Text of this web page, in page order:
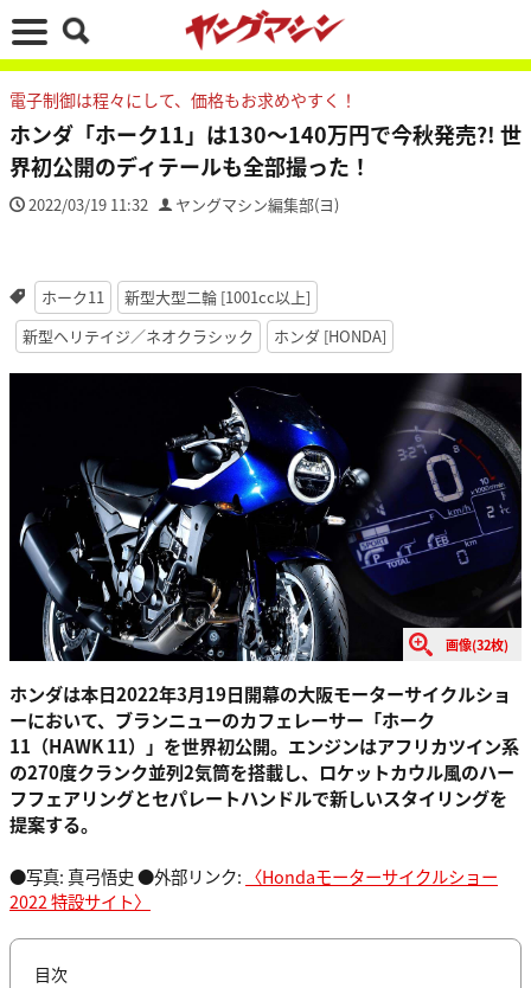
電子制御は程々にして、価格もお求めやすく！
ホンダ「ホーク11」は130～140万円で今秋発売?! 世
界初公開のディテールも全部撮った！
2022/03/19 11:32 ヤングマシン編集部(ヨ)
ホーク11
新型大型二輪 [1001cc以上]
新型ヘリテイジ／ネオクラシック
ホンダ [HONDA]
画像(32枚)
ホンダは本日2022年3月19日開幕の大阪モーターサイクルショ
ーにおいて、ブランニューのカフェレーサー「ホーク
11（HAWK 11）」を世界初公開。エンジンはアフリカツイン系
の270度クランク並列2気筒を搭載し、ロケットカウル風のハー
フフェアリングとセパレートハンドルで新しいスタイリングを
提案する。
●写真: 真弓悟史 ●外部リンク: 〈Hondaモーターサイクルショー
2022 特設サイト〉
目次